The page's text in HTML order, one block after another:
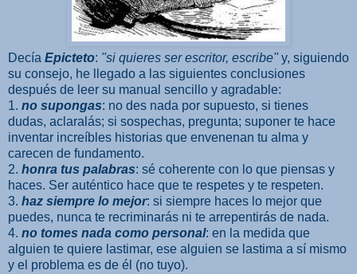
Decía Epicteto: "si quieres ser escritor, escribe" y, siguiendo
su consejo, he llegado a las siguientes conclusiones
después de leer su manual sencillo y agradable:
1. no supongas: no des nada por supuesto, si tienes
dudas, aclaralás; si sospechas, pregunta; suponer te hace
inventar increíbles historias que envenenan tu alma y
carecen de fundamento.
2. honra tus palabras: sé coherente con lo que piensas y
haces. Ser auténtico hace que te respetes y te respeten.
3. haz siempre lo mejor: si siempre haces lo mejor que
puedes, nunca te recriminarás ni te arrepentirás de nada.
4. no tomes nada como personal: en la medida que
alguien te quiere lastimar, ese alguien se lastima a sí mismo
y el problema es de él (no tuyo).